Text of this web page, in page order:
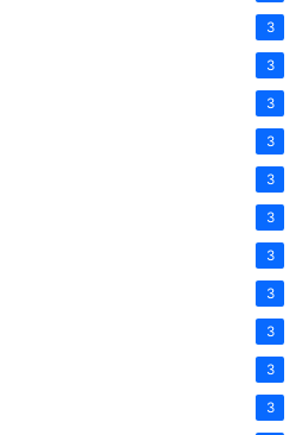
3
3
3
3
3
3
3
3
3
3
3